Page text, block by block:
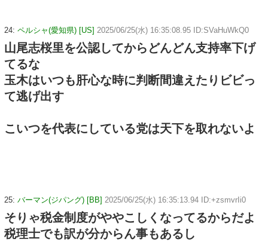
24: ペルシャ(愛知県) [US] 2025/06/25(水) 16:35:08.95 ID:SVaHuWkQ0
山尾志桜里を公認してからどんどん支持率下げ
てるな
玉木はいつも肝心な時に判断間違えたりビビっ
て逃げ出す
こいつを代表にしている党は天下を取れないよ
25: バーマン(ジパング) [BB] 2025/06/25(水) 16:35:13.94 ID:+zsmvrIi0
そりゃ税金制度がややこしくなってるからだよ
税理士でも訳が分からん事もあるし